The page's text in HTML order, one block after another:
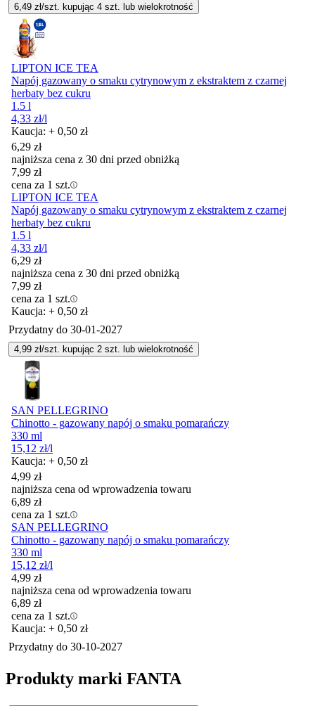
6,49 zł/szt. kupując 4 szt. lub wielokrotność
LIPTON ICE TEA
Napój gazowany o smaku cytrynowym z ekstraktem z czarnej
herbaty bez cukru
1.5 l
4,33 zł/l
Kaucja: + 0,50 zł
6,29 zł
najniższa cena z 30 dni przed obniżką
7,99 zł
cena za 1 szt.
LIPTON ICE TEA
Napój gazowany o smaku cytrynowym z ekstraktem z czarnej
herbaty bez cukru
1.5 l
4,33 zł/l
6,29 zł
najniższa cena z 30 dni przed obniżką
7,99 zł
cena za 1 szt.
Kaucja: + 0,50 zł
Przydatny do 30-01-2027
4,99 zł/szt. kupując 2 szt. lub wielokrotność
SAN PELLEGRINO
Chinotto - gazowany napój o smaku pomarańczy
330 ml
15,12 zł/l
Kaucja: + 0,50 zł
4,99 zł
najniższa cena od wprowadzenia towaru
6,89 zł
cena za 1 szt.
SAN PELLEGRINO
Chinotto - gazowany napój o smaku pomarańczy
330 ml
15,12 zł/l
4,99 zł
najniższa cena od wprowadzenia towaru
6,89 zł
cena za 1 szt.
Kaucja: + 0,50 zł
Przydatny do 30-10-2027
Produkty marki FANTA